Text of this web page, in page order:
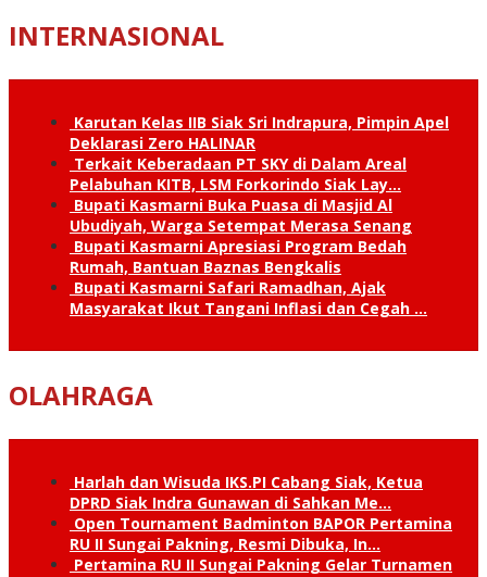
INTERNASIONAL
Karutan Kelas IIB Siak Sri Indrapura, Pimpin Apel
Deklarasi Zero HALINAR
Terkait Keberadaan PT SKY di Dalam Areal
Pelabuhan KITB, LSM Forkorindo Siak Lay…
Bupati Kasmarni Buka Puasa di Masjid Al
Ubudiyah, Warga Setempat Merasa Senang
Bupati Kasmarni Apresiasi Program Bedah
Rumah, Bantuan Baznas Bengkalis
Bupati Kasmarni Safari Ramadhan, Ajak
Masyarakat Ikut Tangani Inflasi dan Cegah …
OLAHRAGA
Harlah dan Wisuda IKS.PI Cabang Siak, Ketua
DPRD Siak Indra Gunawan di Sahkan Me…
Open Tournament Badminton BAPOR Pertamina
RU II Sungai Pakning, Resmi Dibuka, In…
Pertamina RU II Sungai Pakning Gelar Turnamen